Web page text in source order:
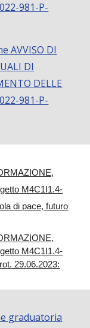
981-P-
AVVISO DI
DI
DELLE
981-P-
M4C1I1.4-
di pace, futuro
M4C1I1.4-
29.06.2023:
graduatoria